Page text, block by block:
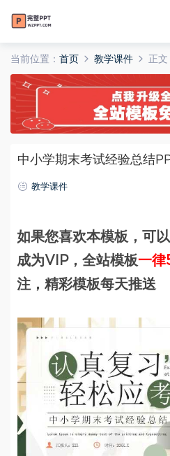
当前位置： 首页 教学课件 正文
中小学期末考试经验总结
教学课件
如果您喜欢本模板，可以
成为VIP，全站模板一律
注，精彩模板每天推送